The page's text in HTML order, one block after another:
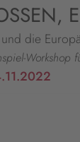
die
Workshop